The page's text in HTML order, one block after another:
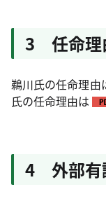
3 任命理
鵜川氏の任命理由
氏の任命理由は
4 外部有